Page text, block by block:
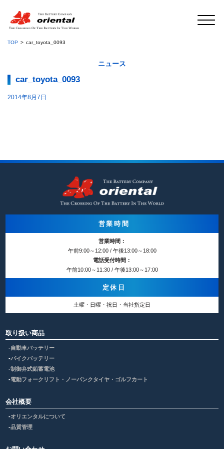
TOP car_toyota_0093
ニュース
car_toyota_0093
2014年8月7日
営業時間
営業時間：
午前9:00～12:00 / 午後13:00～18:00
電話受付時間：
午前10:00～11:30 / 午後13:00～17:00
定休日
土曜・日曜・祝日・当社指定日
取り扱い商品
自動車バッテリー
バイクバッテリー
制御弁式鉛蓄電池
電動フォークリフト・ノーパンクタイヤ・ゴルフカート
会社概要
オリエンタルについて
品質管理